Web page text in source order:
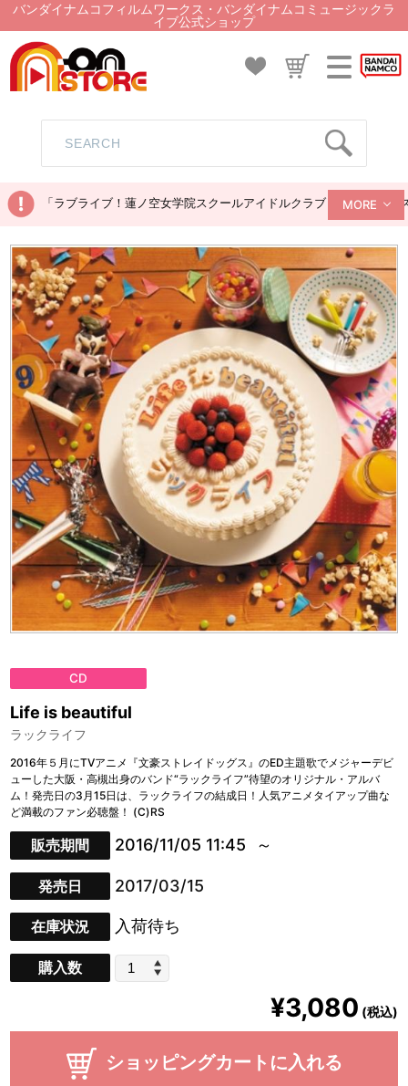
バンダイナムコフィルムワークス・バンダイナムコミュージックラ
イブ公式ショップ
「ラブライブ！蓮ノ空女学院スクールアイドルクラブ ぬいぐるみ
MORE
CD
Life is beautiful
ラックライフ
2016年５月にTVアニメ『文豪ストレイドッグス』のED主題歌でメジャーデビ
ューした大阪・高槻出身のバンド“ラックライフ”待望のオリジナル・アルバ
ム！発売日の3月15日は、ラックライフの結成日！人気アニメタイアップ曲な
ど満載のファン必聴盤！ (C)RS
販売期間 2016/11/05 11:45
発売日 2017/03/15
在庫状況 入荷待ち
購入数
¥3,080 (税込)
ショッピングカートに入れる